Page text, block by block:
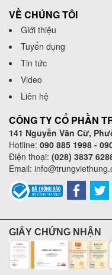
VỀ CHÚNG TÔI
Giới thiệu
Tuyển dụng
Tin tức
Video
Liên hệ
CÔNG TY CỔ PHẦN
141 Nguyễn Văn Cừ,
Hotline: 090 885 1998 -
Điện thoại: (028) 3837
Email:
GIẤY CHỨNG NHẬN